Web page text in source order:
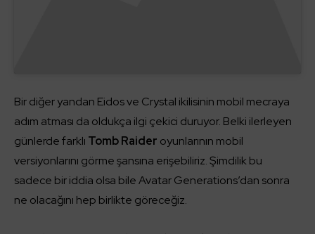
Bir diğer yandan Eidos ve Crystal ikilisinin mobil mecraya
adım atması da oldukça ilgi çekici duruyor. Belki ilerleyen
günlerde farklı Tomb Raider oyunlarının mobil
versiyonlarını görme şansına erişebiliriz. Şimdilik bu
sadece bir iddia olsa bile Avatar Generations’dan sonra
ne olacağını hep birlikte göreceğiz.